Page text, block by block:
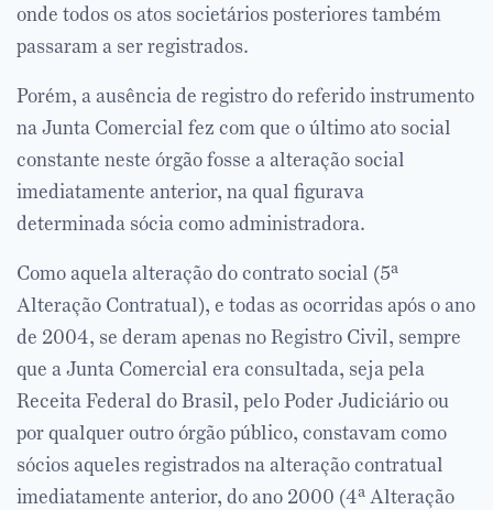
onde todos os atos societários posteriores também
passaram a ser registrados.
Porém, a ausência de registro do referido instrumento
na Junta Comercial fez com que o último ato social
constante neste órgão fosse a alteração social
imediatamente anterior, na qual figurava
determinada sócia como administradora.
Como aquela alteração do contrato social (5ª
Alteração Contratual), e todas as ocorridas após o ano
de 2004, se deram apenas no Registro Civil, sempre
que a Junta Comercial era consultada, seja pela
Receita Federal do Brasil, pelo Poder Judiciário ou
por qualquer outro órgão público, constavam como
sócios aqueles registrados na alteração contratual
imediatamente anterior, do ano 2000 (4ª Alteração